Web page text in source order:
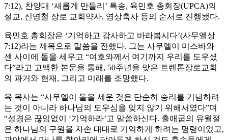
7:12), 찬양대 ‘새롭게 만들리’ 특송, 육민호 총회장(UPCA)의
설교, 신명철 장로 교회약사, 영상축사 등의 순서로 진행됐다.
육민호 총회장은 ‘기억하고 감사하고 바라봅시다’(사무엘상
7:12)라는 제목으로 말씀을 전했다. 그는 사무엘이 미스바와
센 사이에 돌을 세우고 “여호와께서 여기까지 우리를 도우셨
다”라고 고백한 본문을 통해, 50주년을 맞은 트렌톤장로교회
의 과거와 현재, 그리고 미래를 조망했다.
육 목사는 “사무엘이 돌을 세운 것은 단순히 승리를 기념하려
는 것이 아니라 하나님의 도우심을 잊지 않기 위해서였다”며
“성경은 끊임없이 ‘기억하라’고 말씀하신다. 출애굽의 유월절
은 하나님의 구원을 자손 대대로 기억하게 하려는 명령이었고,